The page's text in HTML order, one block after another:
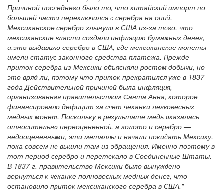
Причиной последнего было то, что китайский импорт по
большей части переключился с серебра на опий.
Мексиканское серебро хлынуло в США из-за того, что
мексиканские власти создали инфляцию бумажных денег,
и.это выдавило серебро в США, где мексиканские монеты
имели статус законного средства платежа. Прежде
приток серебра из Мексики объясняли ростом добычи, но
это вряд ли, потому что приток прекратился уже в 1837
года Действительной причиной была инфляция,
организованная правительством Санта Анна, которое
финансировало дефицит за счет чеканки легковесных
медных монет. Поскольку в результате медь оказалась
относительно переоцененной, а золото и серебро —
недооцененными, эти металлы и начали покидать Мексику,
пока совсем не вышли там из обращения. Именно поэтому в
тот период серебро и перетекало в Соединенные Штаты.
В 1837 г. правительство Мексики было вынуждено
вернуться к чеканке полновесных медных денег, что
остановило приток мексиканского серебра в США."